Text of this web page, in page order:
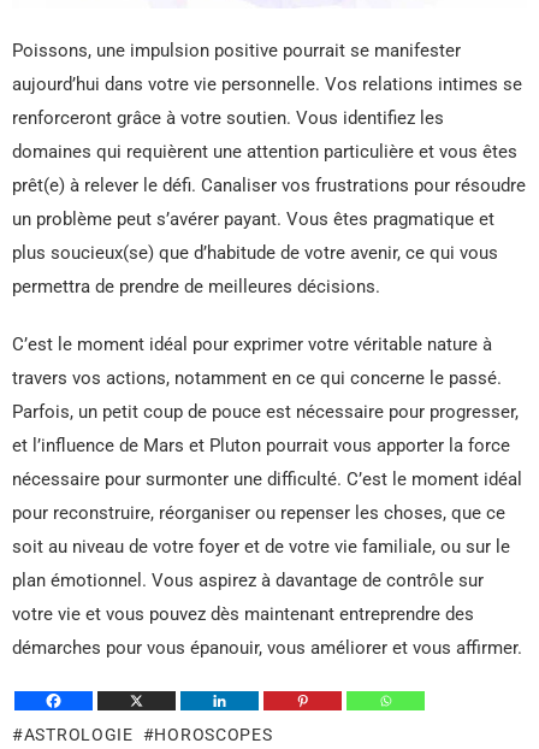
Poissons, une impulsion positive pourrait se manifester
aujourd’hui dans votre vie personnelle. Vos relations intimes se
renforceront grâce à votre soutien. Vous identifiez les
domaines qui requièrent une attention particulière et vous êtes
prêt(e) à relever le défi. Canaliser vos frustrations pour résoudre
un problème peut s’avérer payant. Vous êtes pragmatique et
plus soucieux(se) que d’habitude de votre avenir, ce qui vous
permettra de prendre de meilleures décisions.
C’est le moment idéal pour exprimer votre véritable nature à
travers vos actions, notamment en ce qui concerne le passé.
Parfois, un petit coup de pouce est nécessaire pour progresser,
et l’influence de Mars et Pluton pourrait vous apporter la force
nécessaire pour surmonter une difficulté. C’est le moment idéal
pour reconstruire, réorganiser ou repenser les choses, que ce
soit au niveau de votre foyer et de votre vie familiale, ou sur le
plan émotionnel. Vous aspirez à davantage de contrôle sur
votre vie et vous pouvez dès maintenant entreprendre des
démarches pour vous épanouir, vous améliorer et vous affirmer.
ASTROLOGIE HOROSCOPES